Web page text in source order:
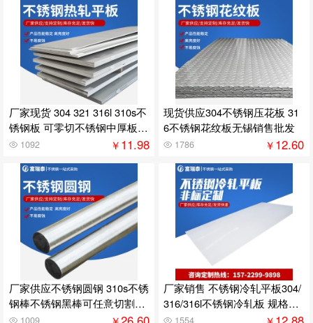
厂家现货 304 321 316l 310s不
锈钢板 可零切不锈钢中厚板
质量好
1092 ￥11.98
现货供应304不锈钢压花板 31
6不锈钢花纹板无锡销售批发
1786 ￥12.60
厂家供应不锈钢圆钢 310s不锈
钢棒不锈钢黑棒可任意切割批
发 1009
厂家销售 不锈钢冷轧平板304/
316/316l不锈钢冷轧板 规格多
样 1554